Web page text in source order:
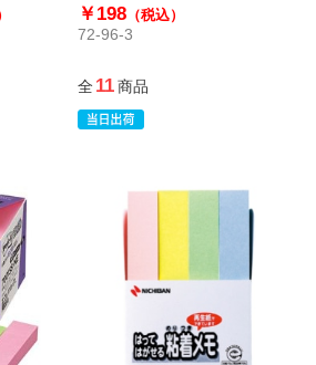
￥198（税込）
72-96-3
全11商品